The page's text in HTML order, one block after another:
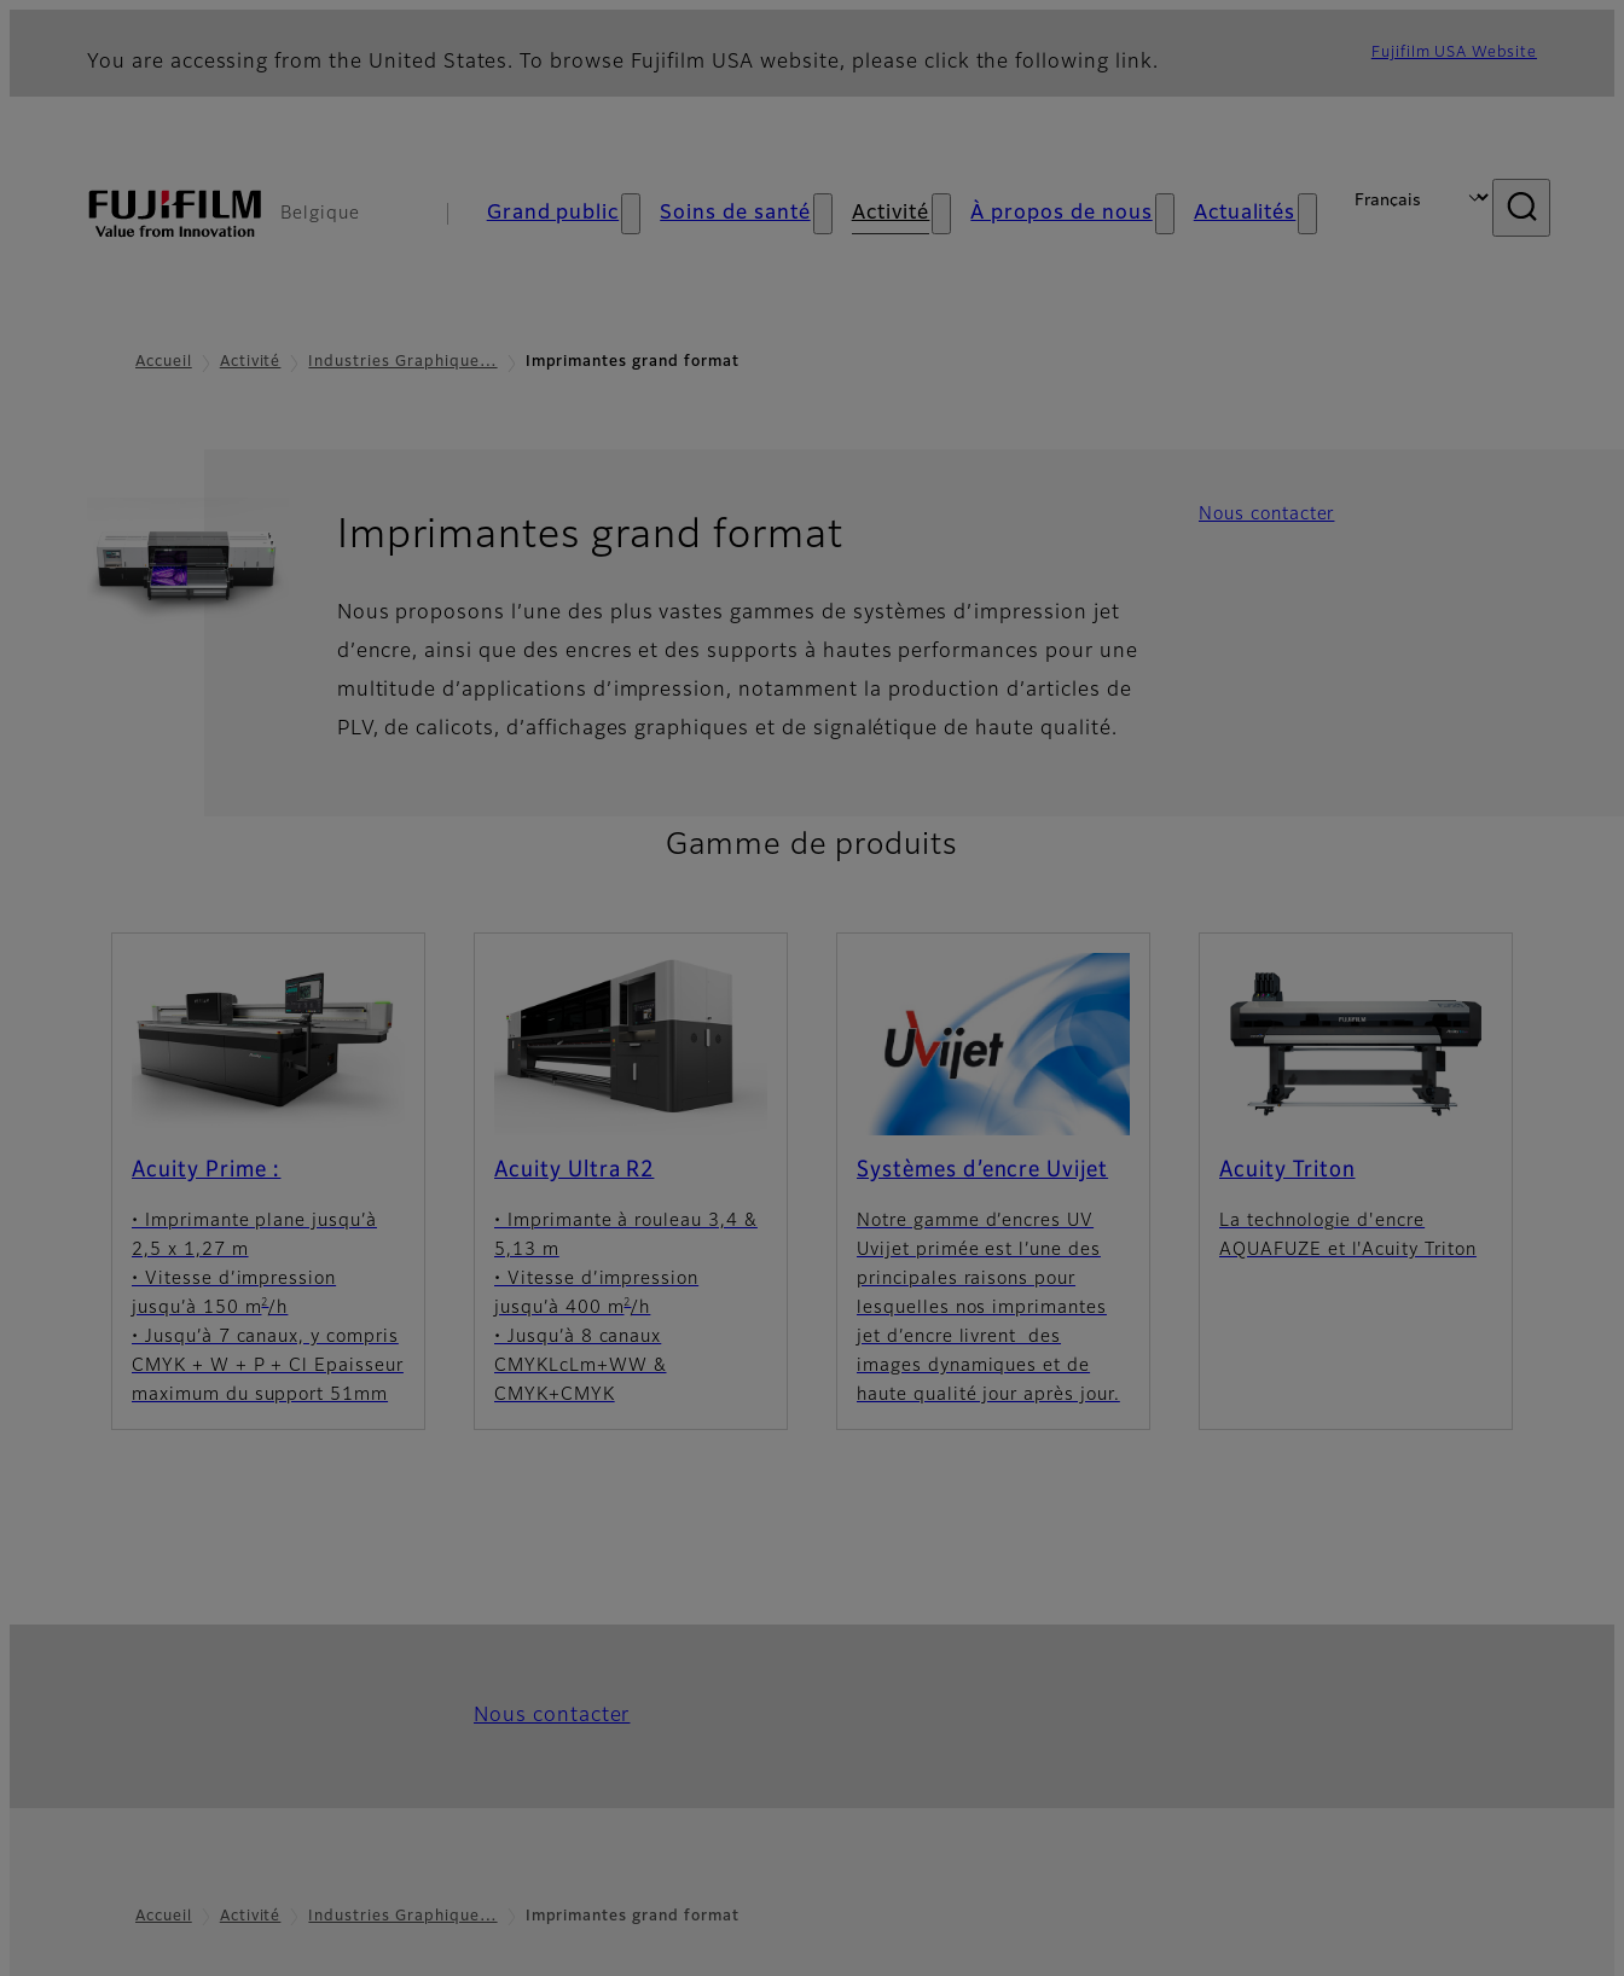
You are accessing from the United States. To browse Fujifilm USA website, please click the following link. Fujifilm USA Website
Belgique Grand public Soins de santé Activité À propos de nous Actualités
Accueil Activité Industries Graphique… Imprimantes grand format
Imprimantes grand format
Nous proposons l’une des plus vastes gammes de systèmes d’impression jet
d’encre, ainsi que des encres et des supports à hautes performances pour une
multitude d’applications d’impression, notamment la production d’articles de
PLV, de calicots, d’affichages graphiques et de signalétique de haute qualité.
Nous contacter
Gamme de produits
Acuity Prime :
• Imprimante plane jusqu’à
2,5 x 1,27 m
• Vitesse d’impression
jusqu’à 150 m2/h
• Jusqu’à 7 canaux, y compris
CMYK + W + P + Cl Epaisseur
maximum du support 51mm
Acuity Ultra R2
• Imprimante à rouleau 3,4 &
5,13 m
• Vitesse d’impression
jusqu’à 400 m2/h
• Jusqu’à 8 canaux
CMYKLcLm+WW &
CMYK+CMYK
Systèmes d’encre Uvijet
Notre gamme d’encres UV
Uvijet primée est l’une des
principales raisons pour
lesquelles nos imprimantes
jet d’encre livrent des
images dynamiques et de
haute qualité jour après jour.
Acuity Triton
La technologie d'encre
AQUAFUZE et l'Acuity Triton
Nous contacter
Accueil Activité Industries Graphique… Imprimantes grand format